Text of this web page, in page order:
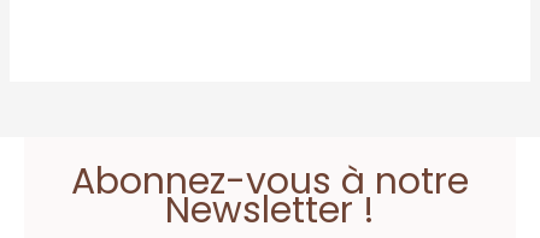
Abonnez-vous à notre
Newsletter !